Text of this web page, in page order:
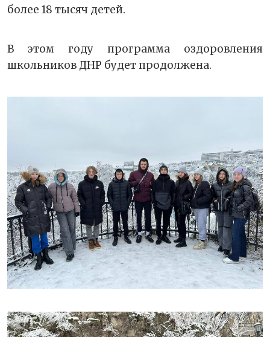
более 18 тысяч детей.
В этом году программа оздоровления
школьников ДНР будет продолжена.